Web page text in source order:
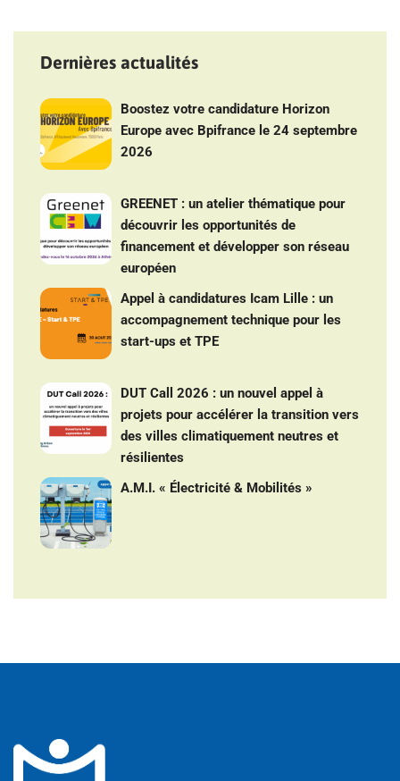
Dernières actualités
Boostez votre candidature Horizon
Europe avec Bpifrance le 24 septembre
2026
GREENET : un atelier thématique pour
découvrir les opportunités de
financement et développer son réseau
européen
Appel à candidatures Icam Lille : un
accompagnement technique pour les
start-ups et TPE
DUT Call 2026 : un nouvel appel à
projets pour accélérer la transition vers
des villes climatiquement neutres et
résilientes
A.M.I. « Électricité & Mobilités »